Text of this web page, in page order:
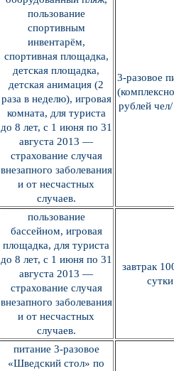
пользование
спортивным
инвентарём,
спортивная площадка,
детская площадка,
детская анимация (2
раза в неделю), игровая
комната, для туриста
до 8 лет, с 1 июня по 31
августа 2013 —
страхование случая
внезапного заболевания
и от несчастных
случаев.
3-разовое
рублей
пользование
бассейном, игровая
площадка, для туриста
до 8 лет, с 1 июня по 31
августа 2013 —
страхование случая
внезапного заболевания
и от несчастных
случаев.
завтрак
сутки
питание 3-разовое
«Шведский стол» по